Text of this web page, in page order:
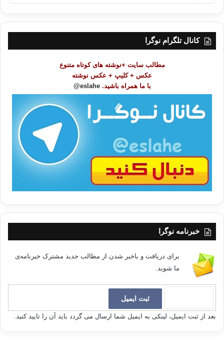
ه
ر
کانال تلگرام نوگرا
مطالب سایت +نوشته های کوتاه متنوع
عکس + کلیپ + عکس نوشته
با ما همراه باشید. eslahe@
خبرنامه نوگرا
برای دریافت و باخبر شدن از مطالب جدید مشترک خبرنامه‌ی
ما شوید.
بعد از ثبت ایمیل، لینکی به ایمیل شما ارسال می گردد باید آن را تایید کنید.